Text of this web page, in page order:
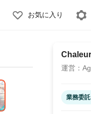
お気に入り
Chaleur
運営：
業務委